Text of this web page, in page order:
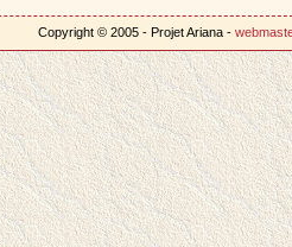
Copyright © 2005 - Projet Ariana -